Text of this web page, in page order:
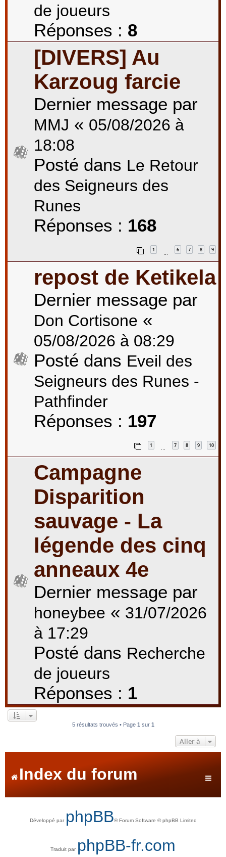
de joueurs
Réponses : 8
[DIVERS] Au
Karzoug farcie
Dernier message par
MMJ « 05/08/2026 à
18:08
Posté dans Le Retour
des Seigneurs des
Runes
Réponses : 168
1 6 7 8 9
repost de Ketikela
Dernier message par
Don Cortisone «
05/08/2026 à 08:29
Posté dans Eveil des
Seigneurs des Runes -
Pathfinder
Réponses : 197
1
…
7 8 9 10
Campagne
Disparition
sauvage - La
légende des cinq
anneaux 4e
Dernier message par
honeybee « 31/07/2026
à 17:29
Posté dans Recherche
de joueurs
Réponses : 1
5 résultats trouvés • Page 1sur 1
Aller à
Index du forum
Développé par phpBB® Forum Software © phpBB Limited
Traduit par phpBB-fr.com